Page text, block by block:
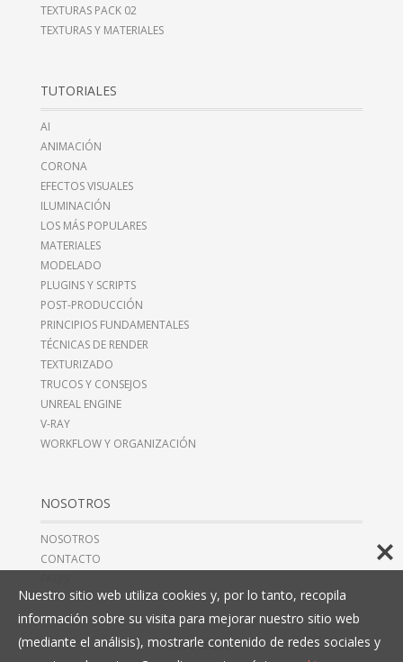
TEXTURAS PACK 02
TEXTURAS Y MATERIALES
TUTORIALES
AI
ANIMACIÓN
CORONA
EFECTOS VISUALES
ILUMINACIÓN
LOS MÁS POPULARES
MATERIALES
MODELADO
PLUGINS Y SCRIPTS
POST-PRODUCCIÓN
PRINCIPIOS FUNDAMENTALES
TÉCNICAS DE RENDER
TEXTURIZADO
TRUCOS Y CONSEJOS
UNREAL ENGINE
V-RAY
WORKFLOW Y ORGANIZACIÓN
NOSOTROS
NOSOTROS
CONTACTO
AVISO LEGAL
Nuestro sitio web utiliza cookies y, por lo tanto, recopila
información sobre su visita para mejorar nuestro sitio web
(mediante el análisis), mostrarle contenido de redes sociales y